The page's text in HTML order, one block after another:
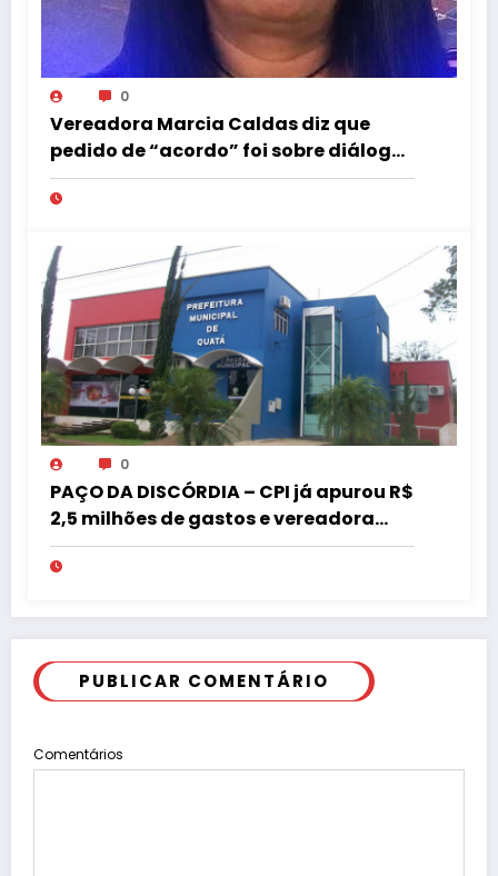
0
Vereadora Marcia Caldas diz que
pedido de “acordo” foi sobre diálogo
institucional
0
PAÇO DA DISCÓRDIA – CPI já apurou R$
2,5 milhões de gastos e vereadora
pede “acordo” para aprovar R$ 9,5
milhões
PUBLICAR COMENTÁRIO
Comentários